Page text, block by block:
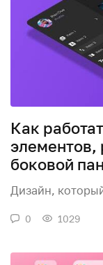
Как
боковой
Дизайн,
0 1029